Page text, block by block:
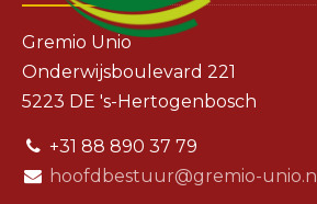
Gremio Unio
Onderwijsboulevard 221
5223 DE 's-Hertogenbosch
+31 88 890 37 79
hoofdbestuur@gremio-unio.nl